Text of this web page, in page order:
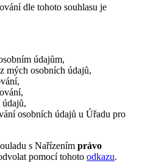
dle tohoto souhlasu je
údajům,
mých osobních údajů,
údajů,
osobních údajů u Úřadu pro
s Nařízením právo
pomocí tohoto odkazu.